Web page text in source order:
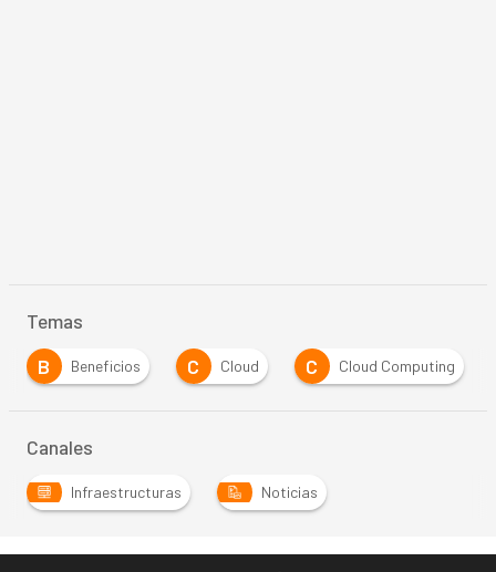
Temas
B
Beneficios C Cloud C Cloud Computing
Canales
Infraestructuras Noticias